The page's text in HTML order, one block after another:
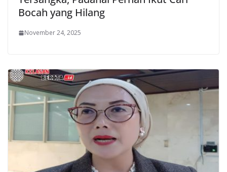
Bocah yang Hilang
November 24, 2025